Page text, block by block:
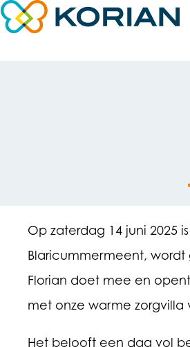
Direct naar content
Terug naar de
Op zaterdag 14 juni 2025
Blaricummermeent,
Florian doet mee en
met onze warme
Het belooft een dag vol